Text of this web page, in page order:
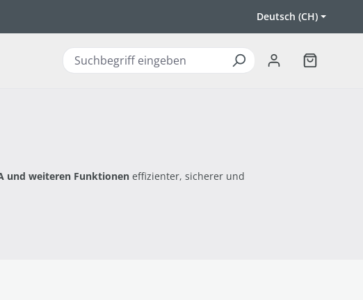
Deutsch (CH)
und weiteren Funktionen effizienter, sicherer und